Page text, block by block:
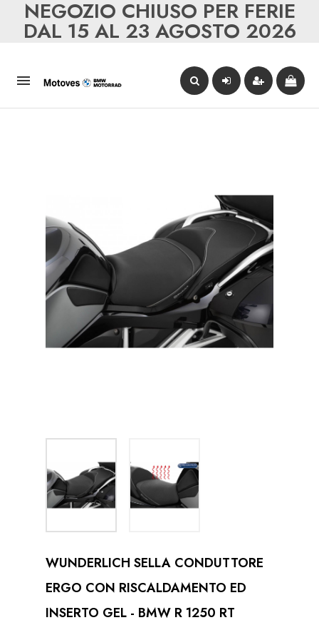
NEGOZIO CHIUSO PER FERIE
DAL 15 AL 23 AGOSTO 2026

WUNDERLICH SELLA CONDUTTORE
ERGO CON RISCALDAMENTO ED
INSERTO GEL - BMW R 1250 RT